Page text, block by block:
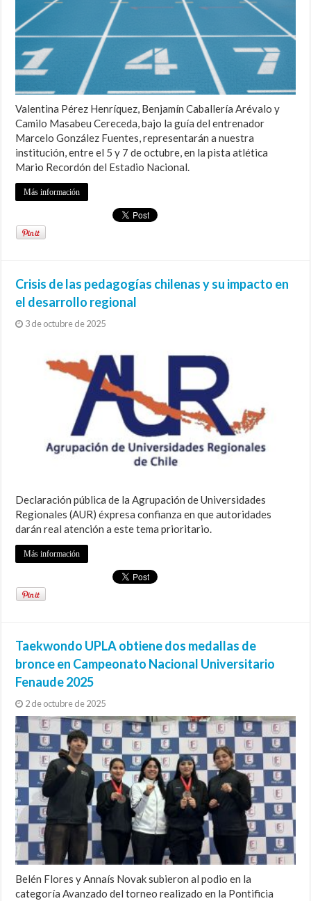
Valentina Pérez Henríquez, Benjamín Caballería Arévalo y
Camilo Masabeu Cereceda, bajo la guía del entrenador
Marcelo González Fuentes, representarán a nuestra
institución, entre el 5 y 7 de octubre, en la pista atlética
Mario Recordón del Estadio Nacional.
Más información
Crisis de las pedagogías chilenas y su impacto en
el desarrollo regional
3 de octubre de 2025
Declaración pública de la Agrupación de Universidades
Regionales (AUR) éxpresa confianza en que autoridades
darán real atención a este tema prioritario.
Más información
Taekwondo UPLA obtiene dos medallas de
bronce en Campeonato Nacional Universitario
Fenaude 2025
2 de octubre de 2025
Belén Flores y Annaís Novak subieron al podio en la
categoría Avanzado del torneo realizado en la Pontificia